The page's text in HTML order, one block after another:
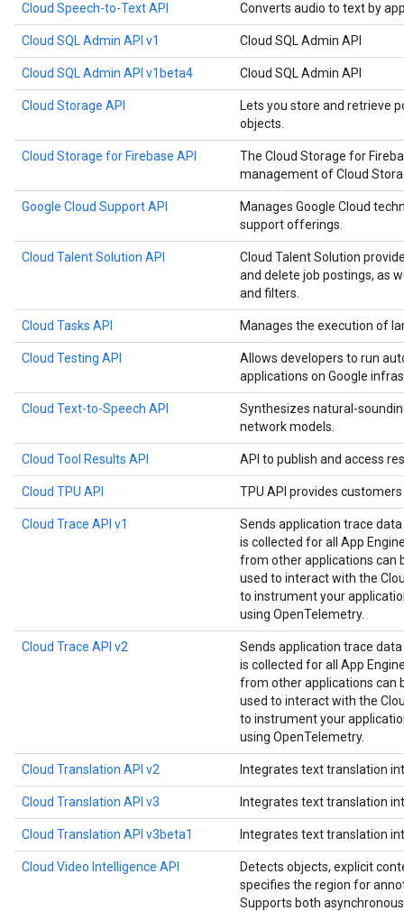
Cloud Speech-to-Text API Converts audio to text by
Cloud SQL Admin API v1 Cloud SQL Admin API
Cloud SQL Admin API v1beta4 Cloud SQL Admin API
Cloud Storage API
Lets you store and retrieve
objects.
Cloud Storage for Firebase API
The Cloud Storage for
management of Cloud
Google Cloud Support API
Manages Google Cloud
support offerings.
Cloud Talent Solution API
Cloud Talent Solution
and delete job postings, as
and filters.
Cloud Tasks API Manages the execution of
Cloud Testing API
Allows developers to run
applications on Google
Cloud Text-to-Speech API
Synthesizes natural-
network models.
Cloud Tool Results API API to publish and access
Cloud TPU API TPU API provides
Cloud Trace API v1
Sends application trace
is collected for all App
from other applications can
used to interact with the
to instrument your
using OpenTelemetry.
Cloud Trace API v2
Sends application trace
is collected for all App
from other applications can
used to interact with the
to instrument your
using OpenTelemetry.
Cloud Translation API v2 Integrates text translation
Cloud Translation API v3 Integrates text translation
Cloud Translation API v3beta1 Integrates text translation
Cloud Video Intelligence API
Detects objects, explicit
specifies the region for
Supports both